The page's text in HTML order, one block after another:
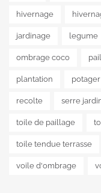
hivernage
jardinage legume
ombrage coco
plantation potager
recolte serre
toile de paillage
toile tendue terrasse
voile d'ombrage